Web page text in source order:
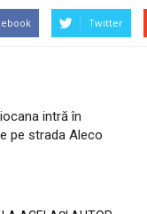
Twitter
intră în
pe strada Aleco